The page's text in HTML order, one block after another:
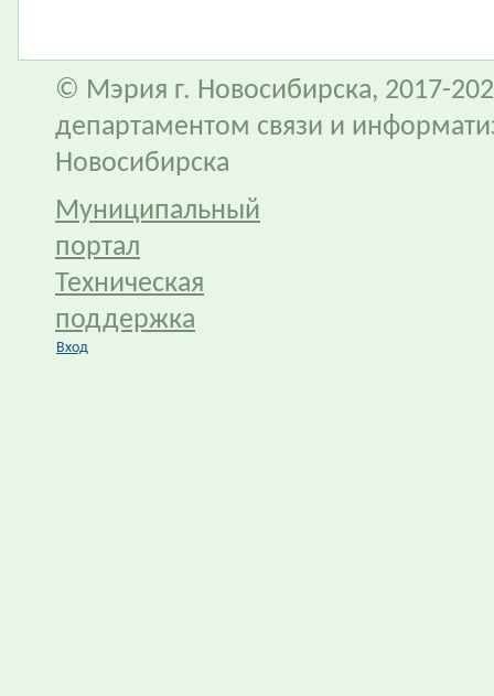
© Мэрия г. Новосибирска, 2017-
департаментом связи и
Новосибирска
Муниципальный
портал
Техническая
поддержка
Вход